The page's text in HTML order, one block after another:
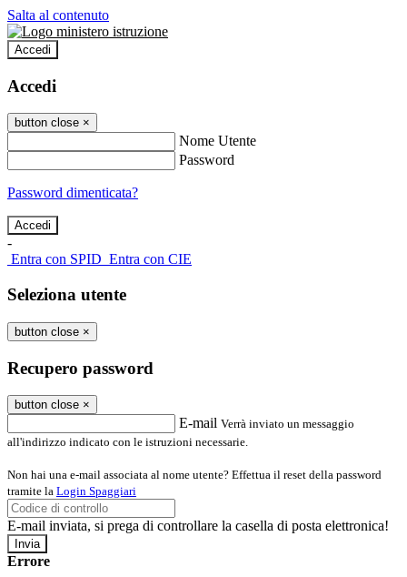
Salta al contenuto
Accedi
Accedi
button close ×
Nome Utente
Password
Password dimenticata?
-
Entra con SPID Entra con CIE
Seleziona utente
button close ×
Recupero password
button close ×
E-mail Verrà inviato un messaggio
all'indirizzo indicato con le istruzioni necessarie.
Non hai una e-mail associata al nome utente? Effettua il reset della password
tramite la Login Spaggiari
E-mail inviata, si prega di controllare la casella di posta elettronica!
Errore